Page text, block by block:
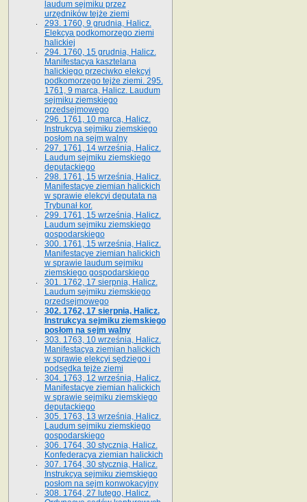
laudum sejmiku przez
urzędników tejże ziemi
293. 1760, 9 grudnia, Halicz.
Elekcya podkomorzego ziemi
halickiej
294. 1760, 15 grudnia, Halicz.
Manifestacya kasztelana
halickiego przeciwko elekcyi
podkomorzego tejże ziemi. 295.
1761, 9 marca, Halicz. Laudum
sejmiku ziemskiego
przedsejmowego
296. 1761, 10 marca, Halicz.
Instrukcya sejmiku ziemskiego
posłom na sejm walny
297. 1761, 14 września, Halicz.
Laudum sejmiku ziemskiego
deputackiego
298. 1761, 15 września, Halicz.
Manifestacye ziemian halickich
w sprawie elekcyi deputata na
Trybunał kor.
299. 1761, 15 września, Halicz.
Laudum sejmiku ziemskiego
gospodarskiego
300. 1761, 15 września, Halicz.
Manifestacye ziemian halickich
w sprawie laudum sejmiku
ziemskiego gospodarskiego
301. 1762, 17 sierpnia, Halicz.
Laudum sejmiku ziemskiego
przedsejmowego
302. 1762, 17 sierpnia, Halicz.
Instrukcya sejmiku ziemskiego
posłom na sejm walny
303. 1763, 10 września, Halicz.
Manifestacya ziemian halickich
w sprawie elekcyi sędziego i
podsędka tejże ziemi
304. 1763, 12 września, Halicz.
Manifestacye ziemian halickich
w sprawie sejmiku ziemskiego
deputackiego
305. 1763, 13 września, Halicz.
Laudum sejmiku ziemskiego
gospodarskiego
306. 1764, 30 stycznia, Halicz.
Konfederacya ziemian halickich
307. 1764, 30 stycznia, Halicz.
Instrukcya sejmiku ziemskiego
posłom na sejm konwokacyjny
308. 1764, 27 lutego, Halicz.